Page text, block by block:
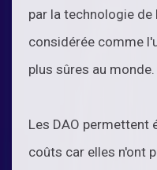
par la technologie
considérée comme
plus sûres au monde.
Les DAO permettent
coûts car elles n'ont